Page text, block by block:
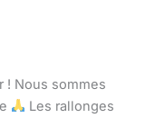
! Nous sommes
Les rallonges